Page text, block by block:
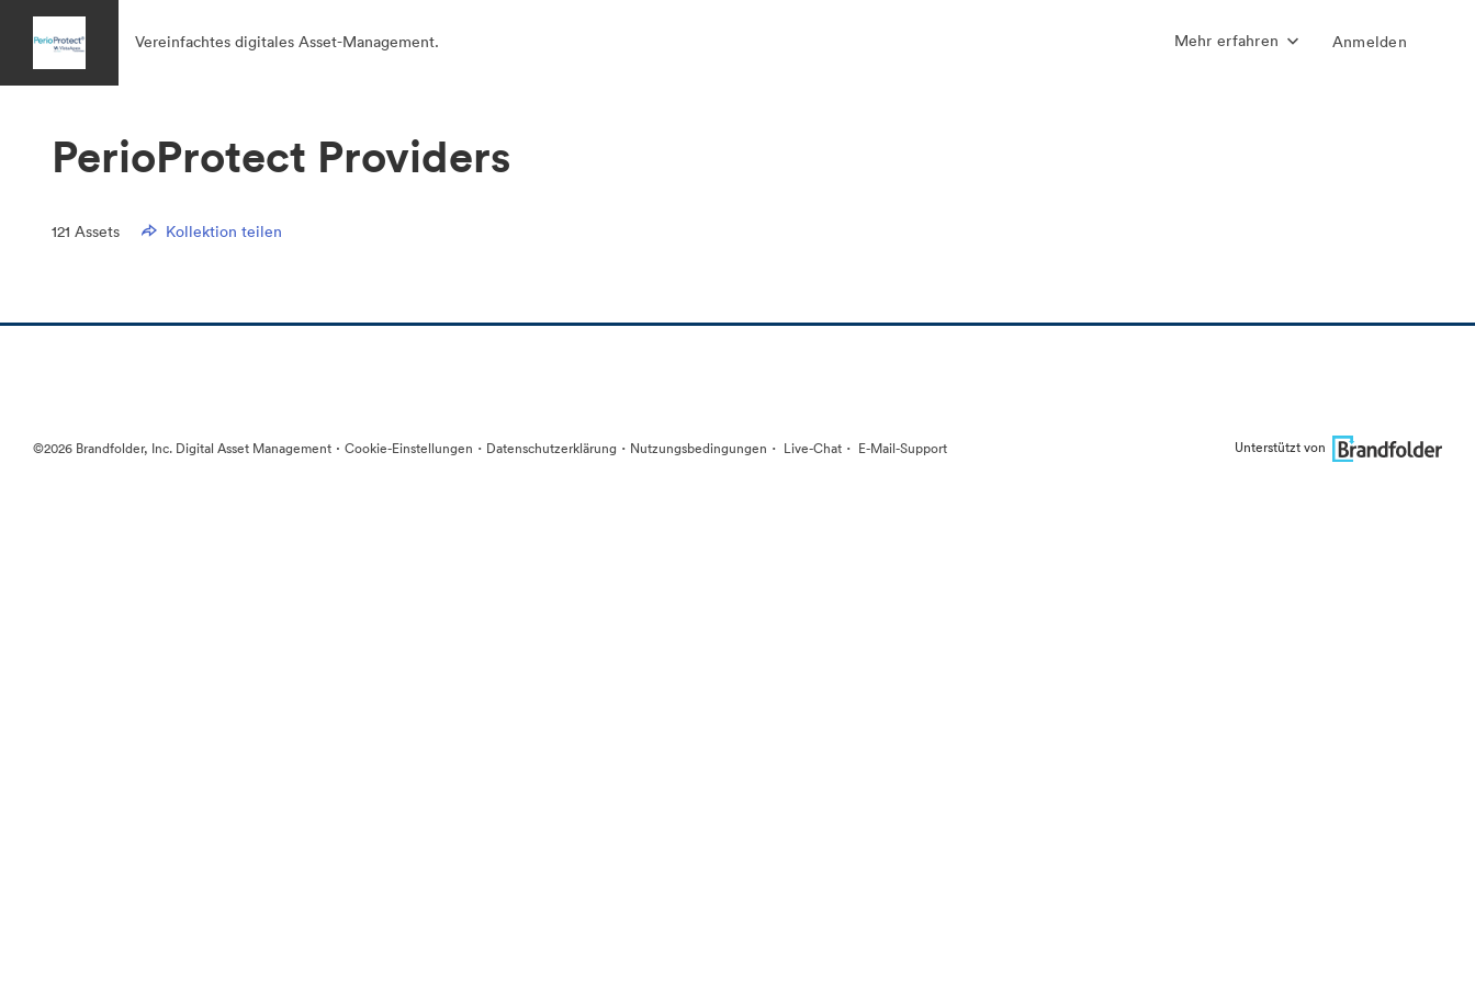
Vereinfachtes digitales Asset-Management. Mehr erfahren Anmelden
PerioProtect Providers
121 Assets Kollektion teilen
©2026 Brandfolder, Inc. Digital Asset Management · Cookie-Einstellungen · Datenschutzerklärung · Nutzungsbedingungen · Live-Chat · E-Mail-Support Unterstützt von